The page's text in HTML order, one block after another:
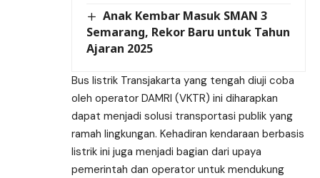
Anak Kembar Masuk SMAN 3
Semarang, Rekor Baru untuk Tahun
Ajaran 2025
Bus listrik Transjakarta yang tengah diuji coba
oleh operator DAMRI (VKTR) ini diharapkan
dapat menjadi solusi transportasi publik yang
ramah lingkungan. Kehadiran kendaraan berbasis
listrik ini juga menjadi bagian dari upaya
pemerintah dan operator untuk mendukung